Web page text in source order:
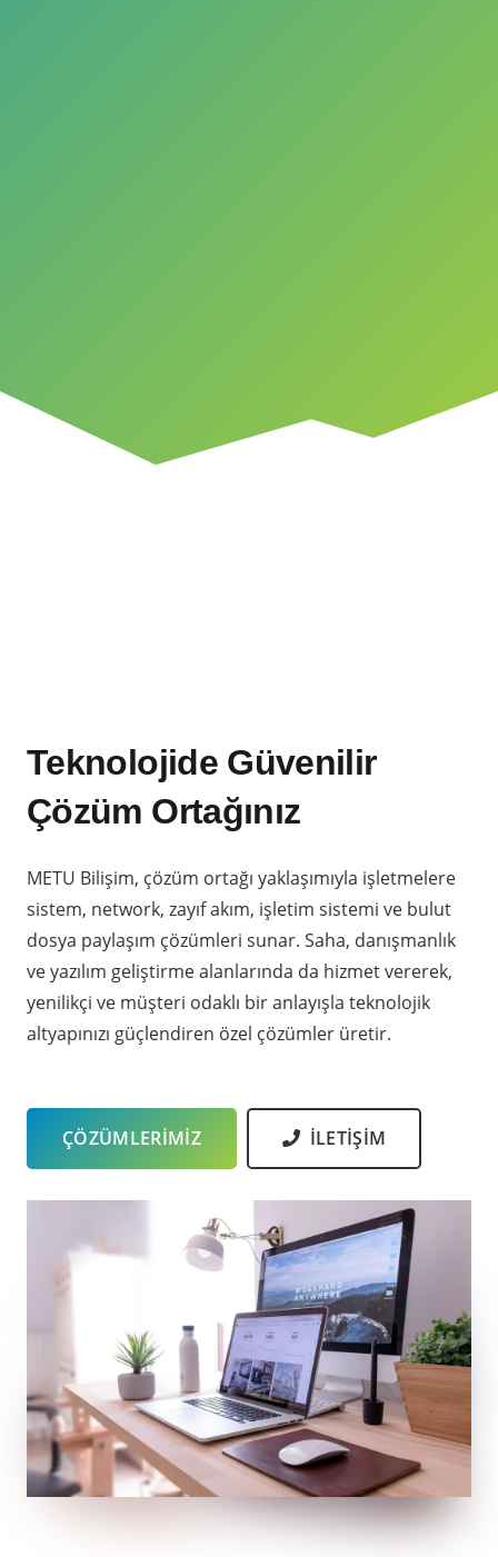
Teknolojide Güvenilir
Çözüm Ortağınız
METU Bilişim, çözüm ortağı yaklaşımıyla işletmelere
sistem, network, zayıf akım, işletim sistemi ve bulut
dosya paylaşım çözümleri sunar. Saha, danışmanlık
ve yazılım geliştirme alanlarında da hizmet vererek,
yenilikçi ve müşteri odaklı bir anlayışla teknolojik
altyapınızı güçlendiren özel çözümler üretir.
ÇÖZÜMLERİMİZ İLETİŞİM